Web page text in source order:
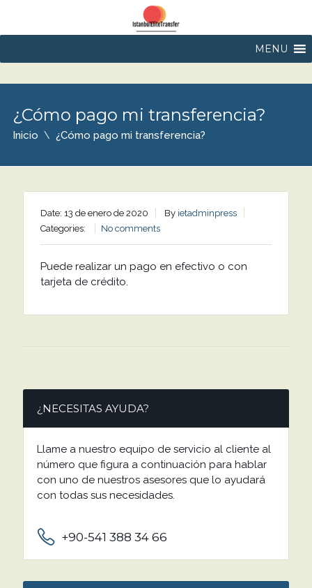
MENU
¿Cómo pago mi transferencia?
Inicio ¿Cómo pago mi transferencia?
Date: 13 de enero de 2020 By ietadminpress
Categories:
No comments
Puede realizar un pago en efectivo o con
tarjeta de crédito.
¿NECESITAS AYUDA?
Llame a nuestro equipo de servicio al cliente al
número que figura a continuación para hablar
con uno de nuestros asesores que lo ayudará
con todas sus necesidades.
+90-541 388 34 66